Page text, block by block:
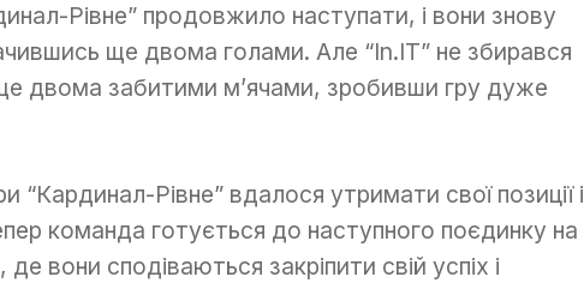
Рівне” продовжило наступати, і вони знову
ще двома голами. Але “In.IT” не збирався
ще двома забитими м’ячами, зробивши гру дуже
“Кардинал-Рівне” вдалося утримати свої позиції і
команда готується до наступного поєдинку на
вони сподіваються закріпити свій успіх і